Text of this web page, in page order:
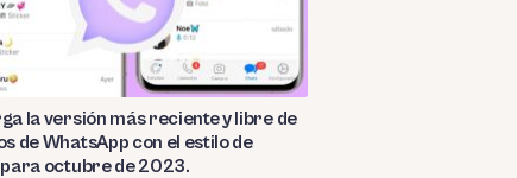
la versión más reciente y libre de
de WhatsApp con el estilo de
para octubre de 2023.